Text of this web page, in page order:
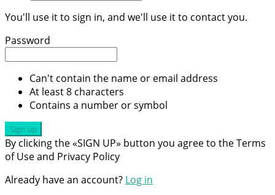
You'll use it to sign in, and we'll use it to contact you.
Password
Can't contain the name or email address
At least 8 characters
Contains a number or symbol
Sign up
By clicking the «SIGN UP» button you agree to the Terms
of Use and Privacy Policy
Already have an account? Log in